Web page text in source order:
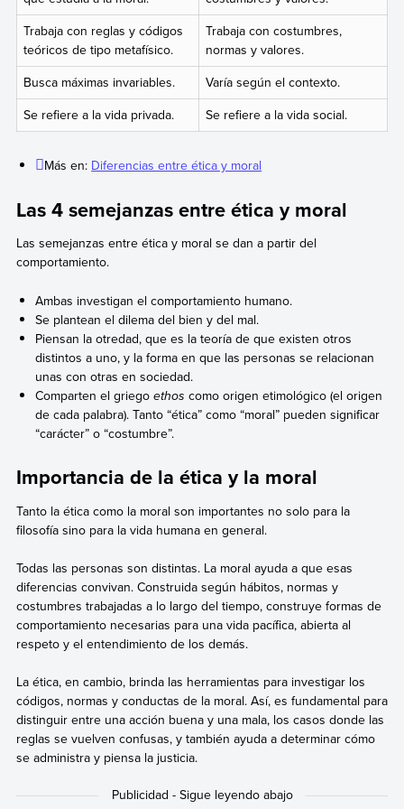
Trabaja con reglas y códigos
teóricos de tipo metafísico.
Trabaja con costumbres,
normas y valores.
Busca máximas invariables.
Varía según el contexto.
Se refiere a la vida privada.
Se refiere a la vida social.
Más en: Diferencias entre ética y moral
Las 4 semejanzas entre ética y moral
Las semejanzas entre ética y moral se dan a partir del
comportamiento.
Ambas investigan el comportamiento humano.
Se plantean el dilema del bien y del mal.
Piensan la otredad, que es la teoría de que existen otros
distintos a uno, y la forma en que las personas se relacionan
unas con otras en sociedad.
Comparten el griegoethos como origen etimológico (el origen
de cada palabra). Tanto “ética” como “moral” pueden significar
“carácter” o “costumbre”.
Importancia de la ética y la moral
Tanto la ética como la moral son importantes no solo para la
filosofía sino para la vida humana en general.
Todas las personas son distintas. La moral ayuda a que esas
diferencias convivan. Construida según hábitos, normas y
costumbres trabajadas a lo largo del tiempo, construye formas de
comportamiento necesarias para una vida pacífica, abierta al
respeto y el entendimiento de los demás.
La ética, en cambio, brinda las herramientas para investigar los
códigos, normas y conductas de la moral. Así, es fundamental para
distinguir entre una acción buena y una mala, los casos donde las
reglas se vuelven confusas, y también ayuda a determinar cómo
se administra y piensa la justicia.